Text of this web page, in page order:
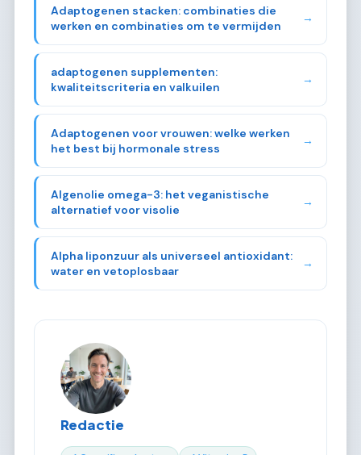
Adaptogenen stacken: combinaties die
werken en combinaties om te vermijden
→
adaptogenen supplementen:
kwaliteitscriteria en valkuilen
→
Adaptogenen voor vrouwen: welke werken
het best bij hormonale stress
→
Algenolie omega-3: het veganistische
alternatief voor visolie
→
Alpha liponzuur als universeel antioxidant:
water en vetoplosbaar
→
Redactie